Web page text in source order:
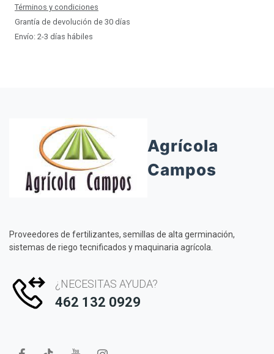
Términos y condiciones
Grantía de devolución de 30 días
Envío: 2-3 días hábiles
Agrícola
Campos
Proveedores de fertilizantes, semillas de alta germinación,
sistemas de riego tecnificados y maquinaria agrícola.
¿NECESITAS AYUDA?
462 132 0929